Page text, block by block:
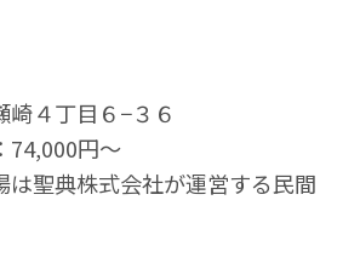
４丁目６−３６
74,000円～
は聖典株式会社が運営する民間